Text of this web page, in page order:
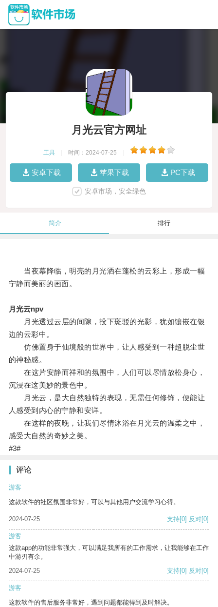
月光云官方网址
工具 时间：2024-07-25
安卓下载 苹果下载 PC下载
安卓市场，安全绿色
简介 排行
当夜幕降临，明亮的月光洒在蓬松的云彩上，形成一幅
宁静而美丽的画面。
月光云npv
月光透过云层的间隙，投下斑驳的光影，犹如镶嵌在银
边的云彩中。
仿佛置身于仙境般的世界中，让人感受到一种超脱尘世
的神秘感。
在这片安静而祥和的氛围中，人们可以尽情放松身心，
沉浸在这美妙的景色中。
月光云，是大自然独特的表现，无需任何修饰，便能让
人感受到内心的宁静和安详。
在这样的夜晚，让我们尽情沐浴在月光云的温柔之中，
感受大自然的奇妙之美。
#3#
评论
游客
这款软件的社区氛围非常好，可以与其他用户交流学习心得。
2024-07-25 支持[0] 反对[0]
游客
这款app的功能非常强大，可以满足我所有的工作需求，让我能够在工作
中游刃有余。
2024-07-25
支持[0] 反对[0]
游客
这款软件的售后服务非常好，遇到问题都能得到及时解决。